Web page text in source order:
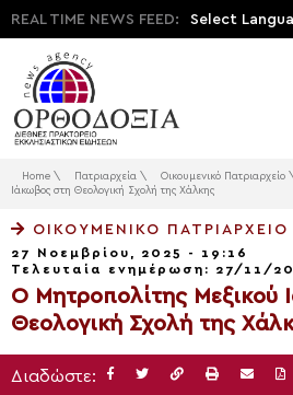
REAL TIME NEWS FEED: Select
Home \ Πατριαρχεία \ Οικουμενικό Πατριαρχείο
Ιάκωβος στη Θεολογική Σχολή της Χάλκης
ΟΙΚΟΥΜΕΝΙΚΌ ΠΑΤΡΙΑΡΧΕΊΟ
27 Νοεμβρίου, 2025 - 19:16
Τελευταία ενημέρωση: 27/11/
Ο Μητροπολίτης Μεξικού
Θεολογική Σχολή της
Διαδώστε: